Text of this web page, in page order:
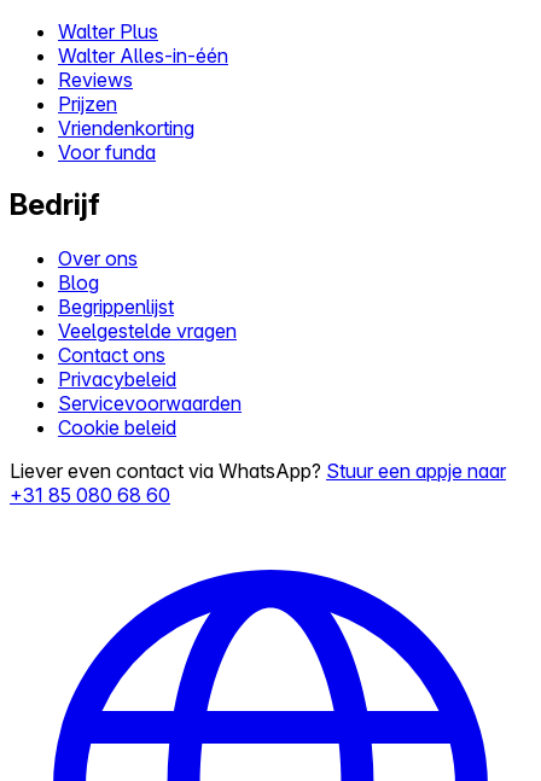
Walter Plus
Walter Alles-in-één
Reviews
Prijzen
Vriendenkorting
Voor funda
Bedrijf
Over ons
Blog
Begrippenlijst
Veelgestelde vragen
Contact ons
Privacybeleid
Servicevoorwaarden
Cookie beleid
Liever even contact via WhatsApp? Stuur een appje naar
+31 85 080 68 60